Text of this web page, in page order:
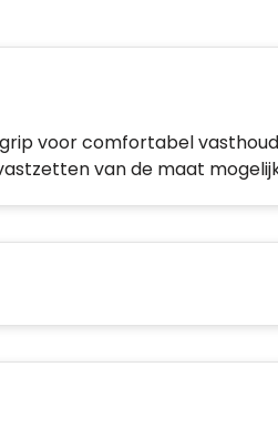
voor comfortabel
van de maat